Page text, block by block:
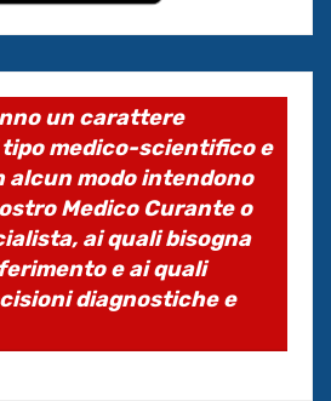
un carattere
medico-scientifico e
alcun modo intendono
Medico Curante o
ai quali bisogna
e ai quali
diagnostiche e